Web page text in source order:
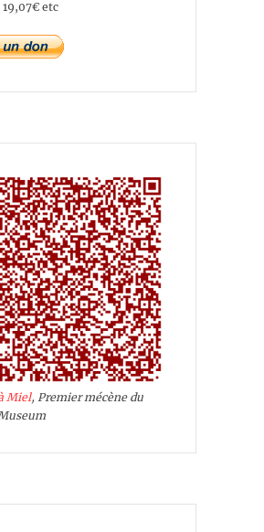
etc
Miel, Premier mécène du